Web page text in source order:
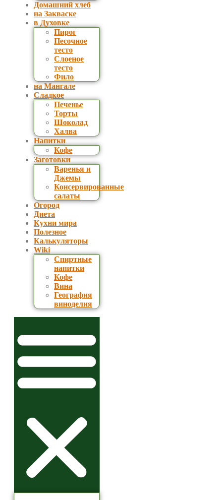
Домашний хлеб
на Закваске
в Духовке
Пирог
Песочное
тесто
Слоеное
тесто
Фило
на Мангале
Сладкое
Печенье
Торты
Шоколад
Халва
Напитки
Кофе
Заготовки
Варенья и
Джемы
Консервированные
салаты
Огород
Диета
Кухни мира
Полезное
Калькуляторы
Wiki
Спиртные
напитки
Кофе
Вина
География
виноделия